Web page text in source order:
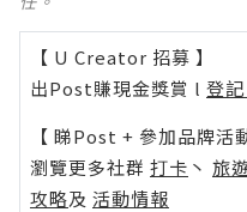
【 U Creator 招募 】
出Post賺現金獎賞 l 登
【 睇Post + 參加品牌活
瀏覽更多社群 打卡 丶 旅
攻略及 活動情報